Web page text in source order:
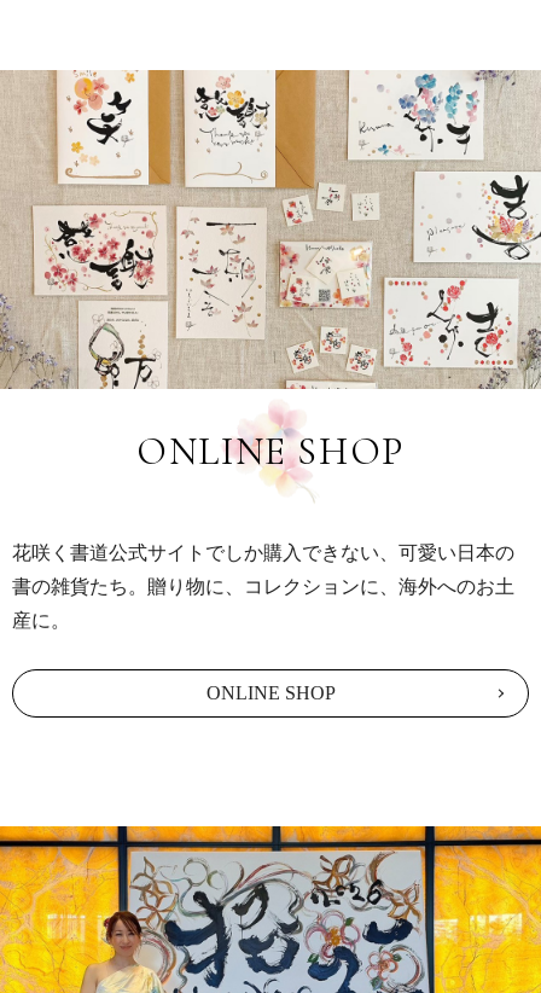
ONLINE SHOP
花咲く書道公式サイトでしか購入できない、可愛い日本の
書の雑貨たち。贈り物に、コレクションに、海外へのお土
産に。
ONLINE SHOP